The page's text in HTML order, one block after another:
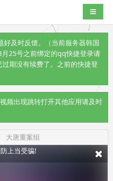
导航切
好及时反馈。（当前服务器韩国
25号之前绑定的qq快捷登录请
期没有续费了。之前的快捷登
频出现跳转打开其他应用请及时
大唐重案组
切换解析接口。
等待几秒钟。
上当受骗!